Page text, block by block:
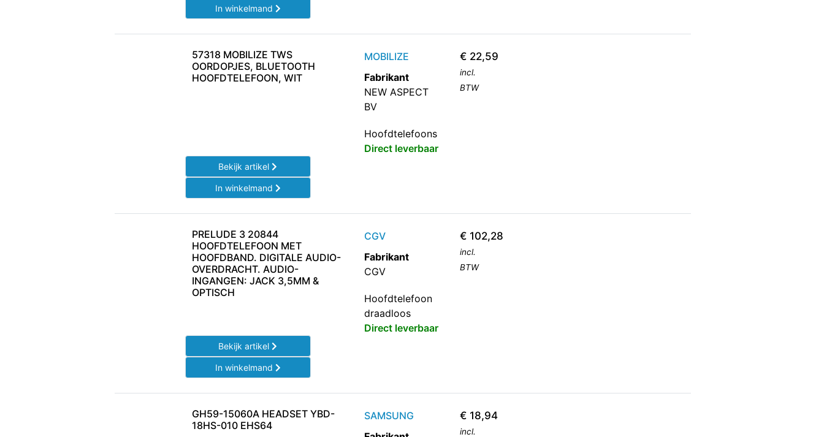
In winkelmand
57318 MOBILIZE TWS
OORDOPJES, BLUETOOTH
HOOFDTELEFOON, WIT
MOBILIZE
Fabrikant
NEW ASPECT
BV
Hoofdtelefoons
Direct leverbaar
€ 22,59
incl.
BTW
Bekijk artikel
In winkelmand
PRELUDE 3 20844
HOOFDTELEFOON MET
HOOFDBAND. DIGITALE AUDIO-
OVERDRACHT. AUDIO-
INGANGEN: JACK 3,5MM &
OPTISCH
CGV
Fabrikant
CGV
Hoofdtelefoon
draadloos
Direct leverbaar
€ 102,28
incl.
BTW
Bekijk artikel
In winkelmand
GH59-15060A HEADSET YBD-
18HS-010 EHS64
SAMSUNG
€ 18,94
incl.